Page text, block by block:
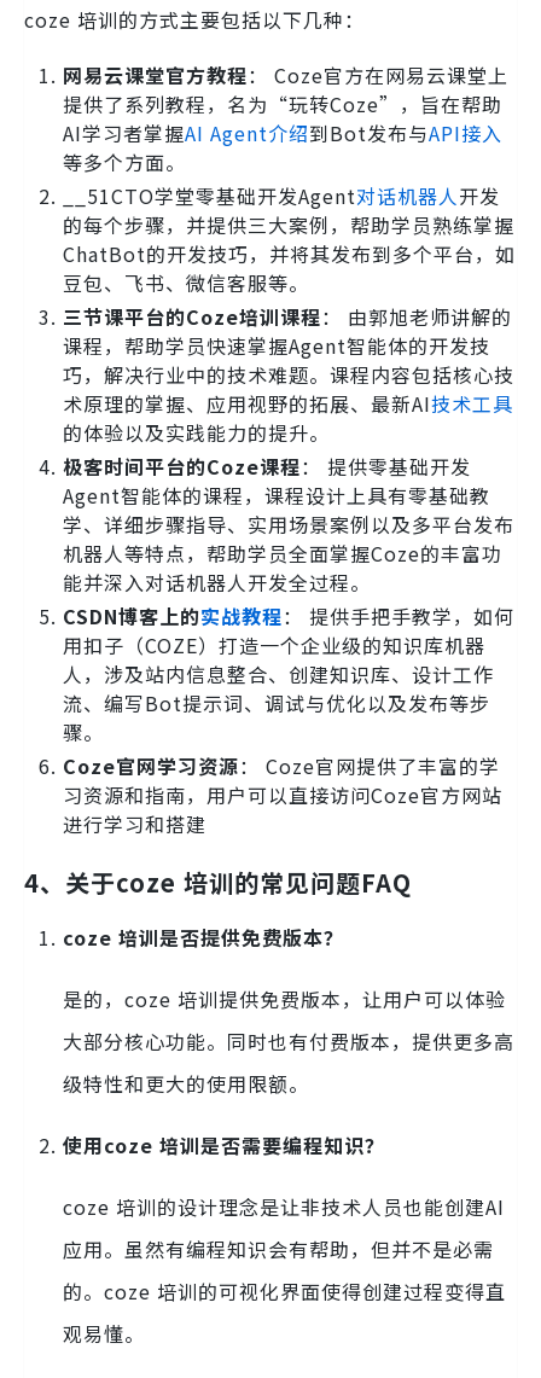
coze 培训的方式主要包括以下几种：
网易云课堂官方教程： Coze官方在网易云课堂上
提供了系列教程，名为“玩转Coze”，旨在帮助
AI学习者掌握AI Agent介绍到Bot发布与API接入
等多个方面。
__51CTO学堂零基础开发Agent对话机器人 开发
的每个步骤，并提供三大案例，帮助学员熟练掌握
ChatBot的开发技巧，并将其发布到多个平台，如
豆包、飞书、微信客服等。
三节课平台的Coze培训课程： 由郭旭老师讲解的
课程，帮助学员快速掌握Agent智能体的开发技
巧，解决行业中的技术难题。课程内容包括核心技
术原理的掌握、应用视野的拓展、最新AI技术工具
的体验以及实践能力的提升。
极客时间平台的Coze课程： 提供零基础开发
Agent智能体的课程，课程设计上具有零基础教
学、详细步骤指导、实用场景案例以及多平台发布
机器人等特点，帮助学员全面掌握Coze的丰富功
能并深入对话机器人开发全过程。
CSDN博客上的实战教程： 提供手把手教学，如何
用扣子（COZE）打造一个企业级的知识库机器
人，涉及站内信息整合、创建知识库、设计工作
流、编写Bot提示词、调试与优化以及发布等步
骤。
Coze官网学习资源： Coze官网提供了丰富的学
习资源和指南，用户可以直接访问Coze官方网站
进行学习和搭建
4、关于coze 培训的常见问题FAQ
coze 培训是否提供免费版本？
是的，coze 培训提供免费版本，让用户可以体验
大部分核心功能。同时也有付费版本，提供更多高
级特性和更大的使用限额。
使用coze 培训是否需要编程知识？
coze 培训的设计理念是让非技术人员也能创建AI
应用。虽然有编程知识会有帮助，但并不是必需
的。coze 培训的可视化界面使得创建过程变得直
观易懂。